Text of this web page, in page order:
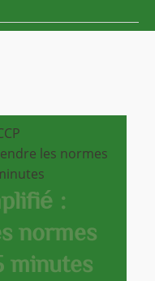
les normes
:
normes
minutes